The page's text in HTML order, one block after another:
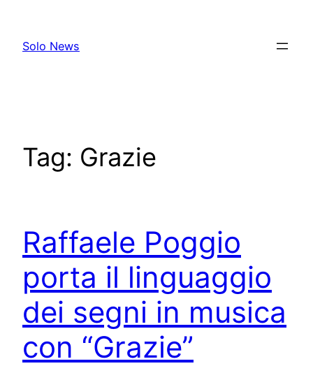
content
Solo News
Tag: Grazie
Raffaele Poggio
porta il linguaggio
dei segni in musica
con “Grazie”